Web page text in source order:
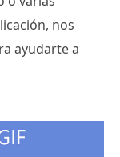
nos
ayudarte a